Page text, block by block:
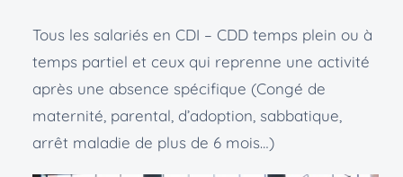
Tous les salariés en CDI – CDD temps plein ou à
temps partiel et ceux qui reprenne une activité
après une absence spécifique (Congé de
maternité, parental, d’adoption, sabbatique,
arrêt maladie de plus de 6 mois…)